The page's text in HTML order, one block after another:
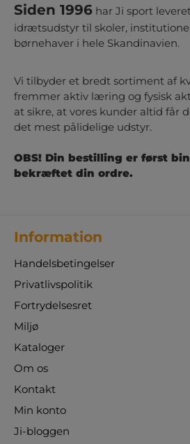
Siden 1996 har Ji sport
idrætsudstyr til skoler,
børnehaver i hele Skandinavien.
Vi tilbyder et bredt sortiment af
fremmer aktiv læring og fysisk
at sikre, at vores kunder altid får
det mest pålidelige udstyr.
OBS! Din bestilling er først
bekræftet din ordre.
Information
Handelsbetingelser
Privatlivspolitik
Fortrydelsesret
Miljø
Kataloger
Om os
Kontakt
Min konto
Ji-bloggen